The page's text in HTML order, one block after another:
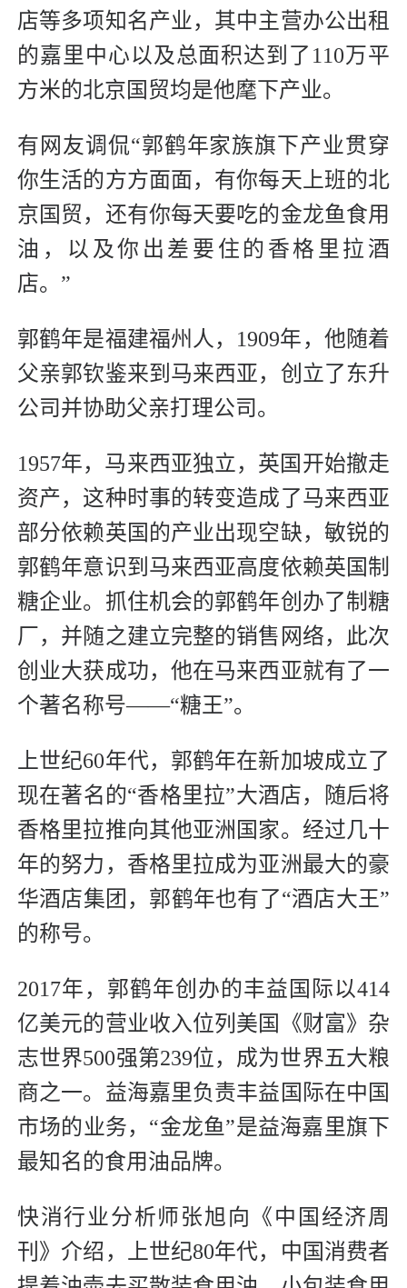
店等多项知名产业，其中主营办公出租
的嘉里中心以及总面积达到了110万平
方米的北京国贸均是他麾下产业。
有网友调侃“郭鹤年家族旗下产业贯穿
你生活的方方面面，有你每天上班的北
京国贸，还有你每天要吃的金龙鱼食用
油，以及你出差要住的香格里拉酒
店。”
郭鹤年是福建福州人，1909年，他随着
父亲郭钦鉴来到马来西亚，创立了东升
公司并协助父亲打理公司。
1957年，马来西亚独立，英国开始撤走
资产，这种时事的转变造成了马来西亚
部分依赖英国的产业出现空缺，敏锐的
郭鹤年意识到马来西亚高度依赖英国制
糖企业。抓住机会的郭鹤年创办了制糖
厂，并随之建立完整的销售网络，此次
创业大获成功，他在马来西亚就有了一
个著名称号——“糖王”。
上世纪60年代，郭鹤年在新加坡成立了
现在著名的“香格里拉”大酒店，随后将
香格里拉推向其他亚洲国家。经过几十
年的努力，香格里拉成为亚洲最大的豪
华酒店集团，郭鹤年也有了“酒店大王”
的称号。
2017年，郭鹤年创办的丰益国际以414
亿美元的营业收入位列美国《财富》杂
志世界500强第239位，成为世界五大粮
商之一。益海嘉里负责丰益国际在中国
市场的业务，“金龙鱼”是益海嘉里旗下
最知名的食用油品牌。
快消行业分析师张旭向《中国经济周
刊》介绍，上世纪80年代，中国消费者